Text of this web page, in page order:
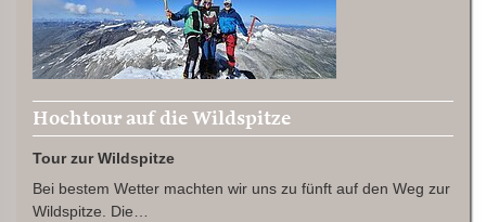
Hochtour auf die Wildspitze
Tour zur Wildspitze
Bei bestem Wetter machten wir uns zu fünft auf den Weg zur
Wildspitze. Die…